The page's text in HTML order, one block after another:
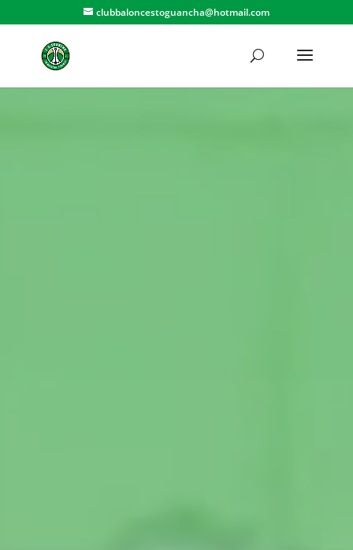
clubbaloncestoguancha@hotmail.com